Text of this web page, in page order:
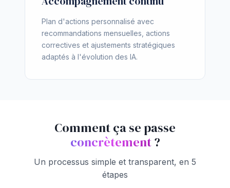
Plan d'actions personnalisé avec
recommandations mensuelles, actions
correctives et ajustements stratégiques
adaptés à l'évolution des IA.
Comment ça se passe
concrètement?
Un processus simple et transparent, en 5
étapes